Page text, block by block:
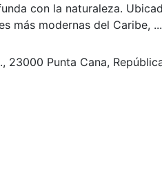
con la naturaleza.
más modernas del Caribe, ...
23000 Punta Cana,